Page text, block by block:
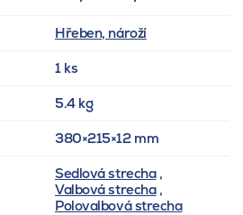
Hřeben, nároží
1 ks
5.4 kg
380×215×12 mm
Sedlová strecha,
Valbová strecha,
Polovalbová strecha